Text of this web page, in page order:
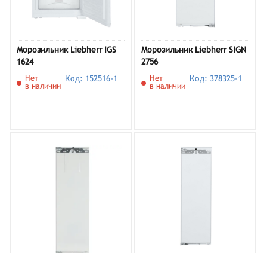
Морозильник Liebherr IGS
1624
Нет
в наличии
Код: 152516-1
Морозильник Liebherr SIGN
2756
Нет
в наличии
Код: 378325-1